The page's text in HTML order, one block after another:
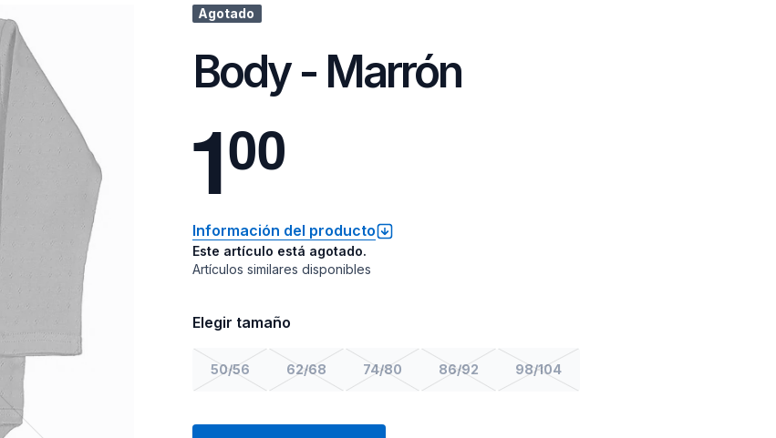
Agotado
Body - Marrón
100
Información del producto
Este artículo está agotado.
Artículos similares disponibles
Elegir tamaño
50/56 62/68 74/80 86/92 98/104